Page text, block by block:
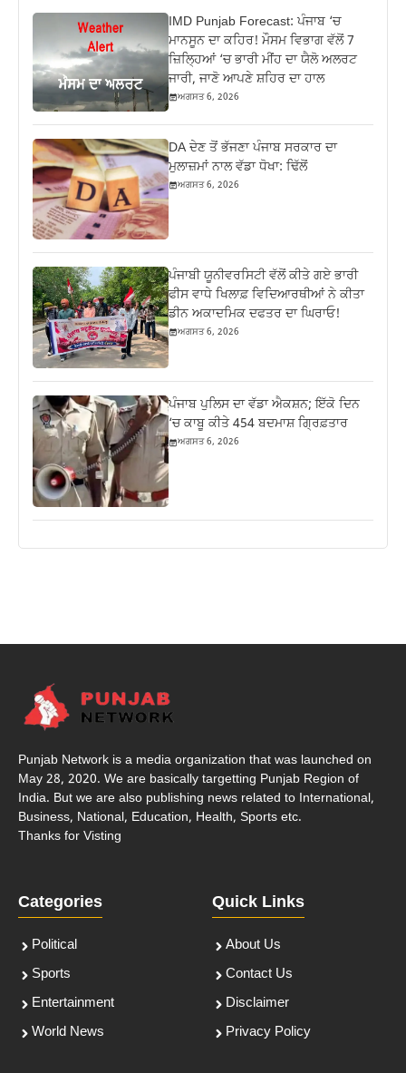
IMD Punjab Forecast: ਪੰਜਾਬ ‘ਚ
ਮਾਨਸੂਨ ਦਾ ਕਹਿਰ! ਮੌਸਮ ਵਿਭਾਗ ਵੱਲੋਂ 7
ਜ਼ਿਲ੍ਹਿਆਂ ‘ਚ ਭਾਰੀ ਮੀਂਹ ਦਾ ਯੈਲੋ ਅਲਰਟ
ਜਾਰੀ, ਜਾਣੋ ਆਪਣੇ ਸ਼ਹਿਰ ਦਾ ਹਾਲ
ਅਗਸਤ 6, 2026
DA ਦੇਣ‌ ਤੋਂ ਭੱਜਣਾ ਪੰਜਾਬ ਸਰਕਾਰ ਦਾ
ਮੁਲਾਜ਼ਮਾਂ ਨਾਲ ਵੱਡਾ ਧੋਖਾ: ਢਿੱਲੋਂ
ਅਗਸਤ 6, 2026
ਪੰਜਾਬੀ ਯੂਨੀਵਰਸਿਟੀ ਵੱਲੋਂ ਕੀਤੇ ਗਏ ਭਾਰੀ
ਫੀਸ ਵਾਧੇ ਖਿਲਾਫ਼ ਵਿਦਿਆਰਥੀਆਂ ਨੇ ਕੀਤਾ
ਡੀਨ ਅਕਾਦਮਿਕ ਦਫਤਰ ਦਾ ਘਿਰਾਓ!
ਅਗਸਤ 6, 2026
ਪੰਜਾਬ ਪੁਲਿਸ ਦਾ ਵੱਡਾ ਐਕਸ਼ਨ; ਇੱਕੋ ਦਿਨ
‘ਚ ਕਾਬੂ ਕੀਤੇ 454 ਬਦਮਾਸ਼ ਗ੍ਰਿਫ਼ਤਾਰ
ਅਗਸਤ 6, 2026
Punjab Network is a media organization that was launched on
May 28, 2020. We are basically targetting Punjab Region of
India. But we are also publishing news related to International,
Business, National, Education, Health, Sports etc.
Thanks for Visting
Categories
Political
Sports
Entertainment
World News
Quick Links
About Us
Contact Us
Disclaimer
Privacy Policy